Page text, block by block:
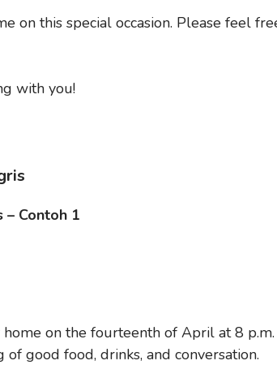
on this special occasion. Please feel
with you!
– Contoh 1
on the fourteenth of April at 8
good food, drinks, and conversation.